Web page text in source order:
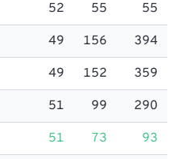
52 55 55
49 156 394
49 152 359
51 99 290
51 73 93